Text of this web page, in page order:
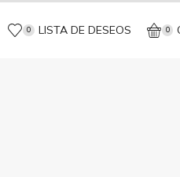
0 LISTA DE DESEOS 0